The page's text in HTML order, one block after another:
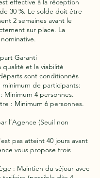
effective à la réception
30 %. Le solde doit être
2 semaines avant le
sur place. La
Garanti
qualité et la viabilité
sont conditionnés
de participants:
Minimum 4 personnes.
: Minimum 6 personnes.
l’Agence (Seuil non
pas atteint 40 jours avant
vous propose trois
: Maintien du séjour avec